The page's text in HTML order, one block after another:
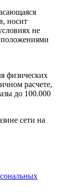
носит
не
положениями
физических
расчете,
до 100.000
сети на